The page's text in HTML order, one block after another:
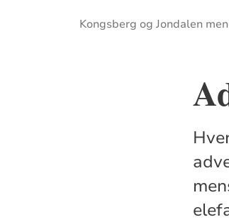
Kongsberg og Jondalen